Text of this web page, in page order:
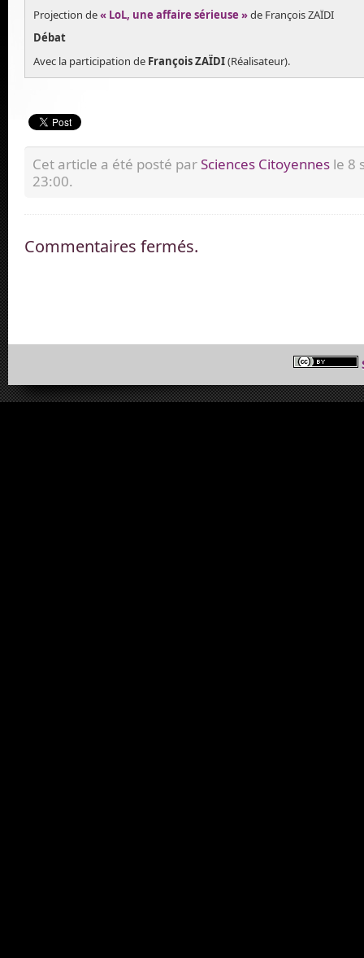
Projection de« LoL, une affaire sérieuse »de François ZAÏDI
Débat
Avec la participation de François ZAÏDI(Réalisateur).
Cet article a été posté parSciences Citoyennes le 8
23:00.
Commentaires fermés.